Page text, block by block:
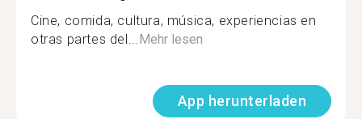
Cine, comida, cultura, música, experiencias en
otras partes del...Mehr lesen
App herunterladen